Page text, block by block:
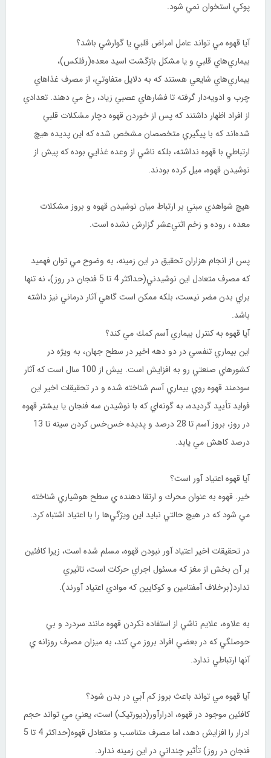
پوکي استخوان نمي شود.
آيا قهوه مي ‌تواند عامل امراض قلبي يا گوارشي باشد؟
بيماري‌هاي قلبي و يا مشکل بازگشت اسيد معده(رفلکس)،
بيماري‌هاي شايعي هستند كه به دلايل متفاوتي، از مصرف غذاهاي
چرب و ادويه‌دار گرفته تا فشارهاي عصبي زياد، رخ مي ‌دهند. تعدادي
از افراد اظهار داشتند كه پس از خوردن قهوه دچار مشكلات قلبي
شده‌اند كه با پيگيري متخصصان مشخص شده که اين پديده هيچ
ارتباطي با قهوه نداشته، بلكه ناشي از وعده غذايي بوده كه پيش از
نوشيدن قهوه، ميل كرده بودند.
هيچ شواهدي مبني بر ارتباط ميان نوشيدن قهوه و بروز مشكلات
معده ، روده و زخم اثني‌عشر گزارش نشده است.
پس از انجام هزاران تحقيق در اين زمينه، به وضوح مي‌ توان فهميد
كه مصرف متعادل اين نوشيدني(حداكثر 4 تا 5 فنجان در روز)، نه تنها
براي بدن مضر نيست، بلكه ممكن است گاهي آثار درماني نيز داشته
باشد.
آيا قهوه به كنترل بيماري آسم كمك مي ‌‌کند؟
اين بيماري تنفسي در دو دهه اخير در سطح جهان، به ويژه در
كشورهاي صنعتي رو به افزايش است. بيش از 100 سال است كه آثار
سودمند قهوه روي بيماري آسم شناخته شده و در تحقيقات اخير اين
فوايد تأييد گرديده، به گونه‌اي كه با نوشيدن سه فنجان يا بيشتر قهوه
در روز، بروز آسم تا 28 درصد و پديده خس‌خس كردن سينه تا 13
درصد كاهش مي يابد.
آيا قهوه اعتياد آور است؟
خير. قهوه به عنوان محرك و ارتقا دهنده ي سطح هوشياري شناخته
مي‌ شود كه در هيچ حالتي نبايد اين ويژگي‌ها را با اعتياد اشتباه كرد.
در تحقيقات اخير اعتياد آور نبودن قهوه، مسلم شده است، زيرا کافئين
بر آن بخش از مغز كه مسئول اجراي حركات است، تاثيري
ندارد(برخلاف آمفتامين و كوكايين که موادي اعتياد آورند).
به علاوه، علايم ناشي از استفاده نکردن قهوه مانند سردرد و بي
حوصلگي كه در بعضي افراد بروز مي ‌‌کند، به ميزان مصرف روزانه ي
آنها ارتباطي ندارد.
آيا قهوه مي ‌تواند باعث بروز كم آبي در بدن شود؟
کافئين موجود در قهوه، ادرارآور(ديورتيک) است، يعني مي‌ تواند حجم
ادرار را افزايش دهد، اما مصرف متناسب و متعادل قهوه(حداكثر 4 تا 5
فنجان در روز) تأثير چنداني در اين زمينه ندارد.